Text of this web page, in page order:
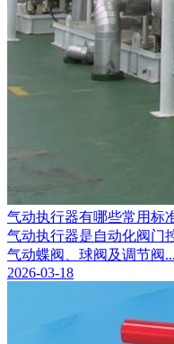
气动执行器有哪些常用标
气动执行器是自动化阀门
气动蝶阀、球阀及调节阀...
2026-03-18